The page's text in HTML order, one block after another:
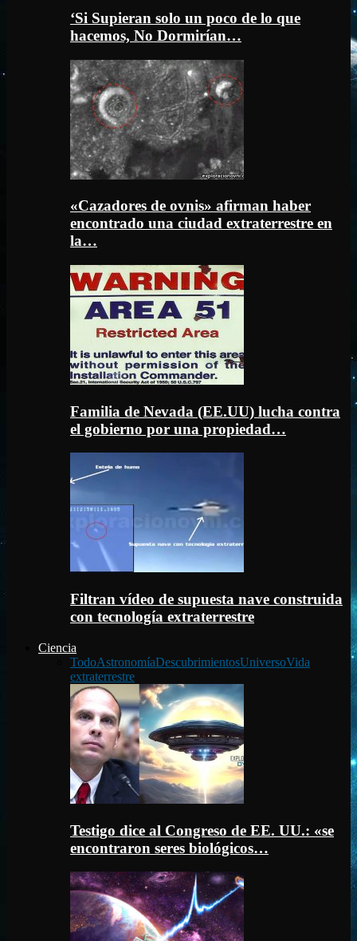
‘Si Supieran solo un poco de lo que
hacemos, No Dormirían…
«Cazadores de ovnis» afirman haber
encontrado una ciudad extraterrestre en
la…
Familia de Nevada (EE.UU) lucha contra
el gobierno por una propiedad…
Filtran vídeo de supuesta nave construida
con tecnología extraterrestre
Ciencia
TodoAstronomíaDescubrimientosUniversoVida
extraterrestre
Testigo dice al Congreso de EE. UU.: «se
encontraron seres biológicos…